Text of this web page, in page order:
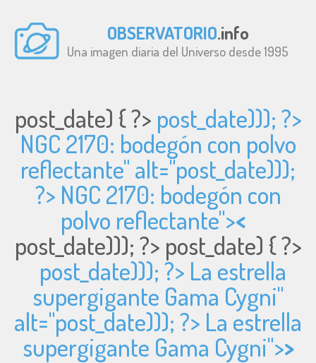
OBSERVATORIO.info
Una imagen diaria del Universo desde 1995
post_date) { ?> post_date))); ?>
NGC 2170: bodegón con polvo
reflectante" alt="post_date)));
?> NGC 2170: bodegón con
polvo reflectante"><
post_date))); ?> post_date) { ?>
post_date))); ?> La estrella
supergigante Gama Cygni"
alt="post_date))); ?> La estrella
supergigante Gama Cygni">>